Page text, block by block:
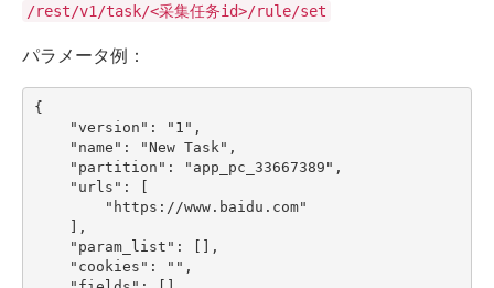
/rest/v1/task/<采集任务id>/rule/set
パラメータ例：
{